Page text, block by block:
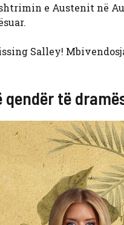
e Austenit në
Salley!
të